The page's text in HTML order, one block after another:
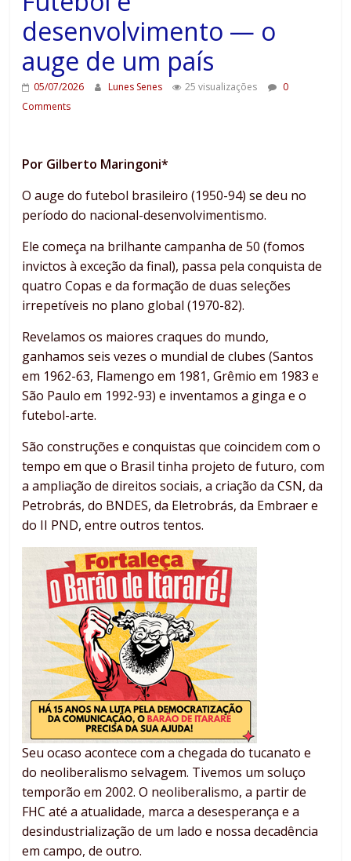
desenvolvimento — o
auge de um país
05/07/2026 Lunes Senes 25 visualizações
0
Comments
Por Gilberto Maringoni*
O auge do futebol brasileiro (1950-94) se deu no
período do nacional-desenvolvimentismo.
Ele começa na brilhante campanha de 50 (fomos
invictos à exceção da final), passa pela conquista de
quatro Copas e da formação de duas seleções
irrepetíveis no plano global (1970-82).
Revelamos os maiores craques do mundo,
ganhamos seis vezes o mundial de clubes (Santos
em 1962-63, Flamengo em 1981, Grêmio em 1983 e
São Paulo em 1992-93) e inventamos a ginga e o
futebol-arte.
São construções e conquistas que coincidem com o
tempo em que o Brasil tinha projeto de futuro, com
a ampliação de direitos sociais, a criação da CSN, da
Petrobrás, do BNDES, da Eletrobrás, da Embraer e
do II PND, entre outros tentos.
Seu ocaso acontece com a chegada do tucanato e
do neoliberalismo selvagem. Tivemos um soluço
temporão em 2002. O neoliberalismo, a partir de
FHC até a atualidade, marca a desesperança e a
desindustrialização de um lado e nossa decadência
em campo, de outro.